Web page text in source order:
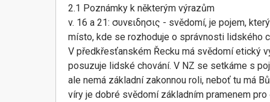
2.1 Poznámky k některým výrazům
v. 16 a 21: συνειδησις - svědomí, je pojem,
místo, kde se rozhoduje o správnosti lidského
V předkřesťanském Řecku má svědomí etický
posuzuje lidské chování. V NZ se setkáme s
ale nemá základní zakonnou roli, neboť tu má
víry je dobré svědomí základním pramenem